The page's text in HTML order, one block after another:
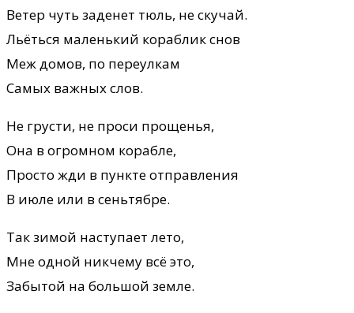
Ветер чуть заденет тюль, не скучай.
Льёться маленький кораблик снов
Меж домов, по переулкам
Самых важных слов.
Не грусти, не проси прощенья,
Она в огромном корабле,
Просто жди в пункте отправления
В июле или в сеньтябре.
Так зимой наступает лето,
Мне одной никчему всё это,
Забытой на большой земле.